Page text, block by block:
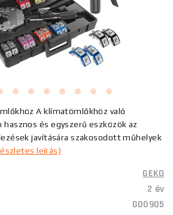
A klímatömlőkhöz való
és egyszerű eszközök az
javítására szakosodott műhelyek
leírás)
GEKO
2 év
G00905